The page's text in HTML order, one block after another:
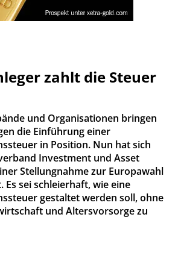
zahlt die Steuer
und Organisationen bringen
die Einführung einer
in Position. Nun hat sich
Investment und Asset
Stellungnahme zur Europawahl
Es sei schleierhaft, wie eine
gestaltet werden soll, ohne
und Altersvorsorge zu